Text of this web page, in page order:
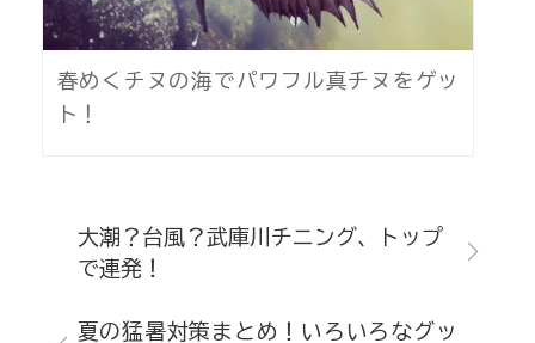
春めくチヌの海でパワフル真チヌをゲッ
ト！
夏の猛暑対策まとめ！いろいろなグッ
大潮？台風？武庫川チニング、トップ
で連発！